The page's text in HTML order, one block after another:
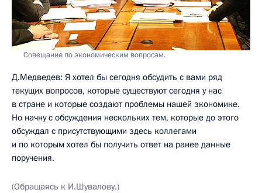
Совещание по экономическим вопросам.
Д.Медведев: Я хотел бы сегодня обсудить с вами ряд
текущих вопросов, которые существуют сегодня у нас
в стране и которые создают проблемы нашей экономике.
Но начну с обсуждения нескольких тем, которые до этого
обсуждал с присутствующими здесь коллегами
и по которым хотел бы получить ответ на ранее данные
поручения.
(Обращаясь к И.Шувалову.)